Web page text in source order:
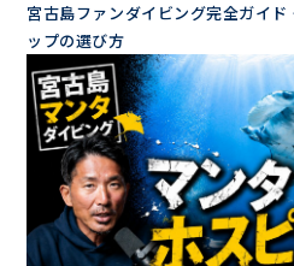
宮古島ファンダイビング完全ガイ
ップの選び方